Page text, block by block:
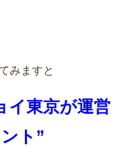
みますと
東京が運営
ト”